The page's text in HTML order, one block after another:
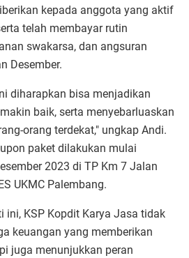
kepada anggota yang aktif
telah membayar rutin
swakarsa, dan angsuran
Desember.
diharapkan bisa menjadikan
baik, serta menyebarluaskan
orang terdekat," ungkap Andi.
paket dilakukan mulai
2023 di TP Km 7 Jalan
UKMC Palembang.
ini, KSP Kopdit Karya Jasa tidak
keuangan yang memberikan
juga menunjukkan peran